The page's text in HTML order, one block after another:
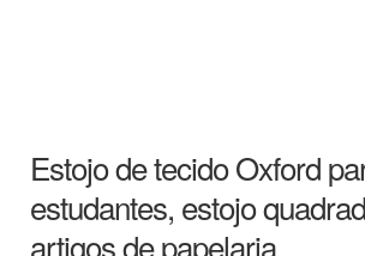
Estojo de tecido Oxford
estudantes, estojo
artigos de papelaria